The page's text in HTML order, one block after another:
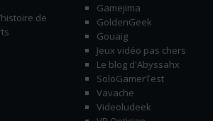
de
Gamejima
GoldenGeek
Gouaig
Jeux vidéo pas chers
Le blog d'Abyssahx
SoloGamerTest
Vavache
Videoludeek